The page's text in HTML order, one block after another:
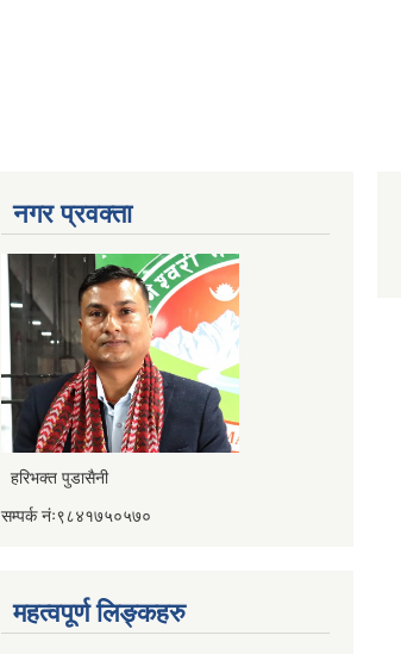
नगर प्रवक्ता
हरिभक्त पुडासैनी
सम्पर्क नंः९८४१७५०५७०
महत्वपूर्ण लिङ्कहरु